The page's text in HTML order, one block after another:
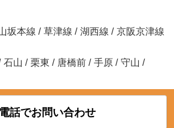
坂本線 / 草津線 / 湖西線 / 京阪京津線
石山 / 栗東 / 唐橋前 / 手原 / 守山 /
電話でお問い合わせ